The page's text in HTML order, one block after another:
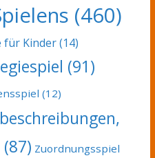
(460)
für Kinder(14)
(91)
(12)
(87) Zuordnungsspiel